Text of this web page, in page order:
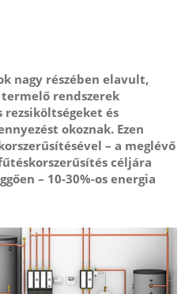
nagy részében elavult,
rendszerek
rezsiköltségeket és
okoznak. Ezen
– a meglévő
céljára
– 10-30%-os energia